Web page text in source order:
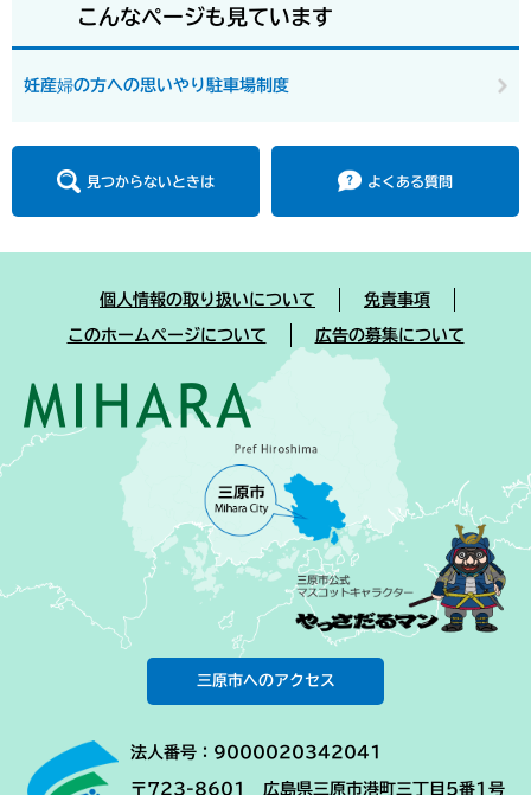
こんなページも見ています
妊産婦の方への思いやり駐車場制度
見つからないときは よくある質問
個人情報の取り扱いについて 免責事項
このホームページについて 広告の募集について
三原市へのアクセス
法人番号：9000020342041
〒723-8601 広島県三原市港町三丁目5番1号